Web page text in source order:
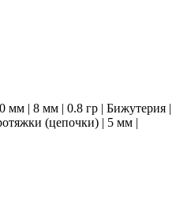
мм | 8 мм | 0.8 гр | Бижутерия |
(цепочки) | 5 мм |